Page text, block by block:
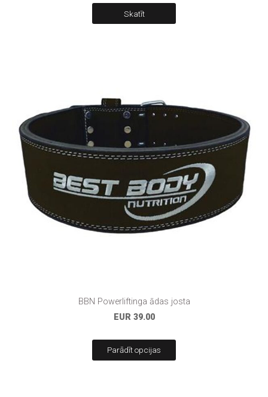
Skatīt
BBN Powerliftinga ādas josta
EUR 39.00
Parādīt opcijas